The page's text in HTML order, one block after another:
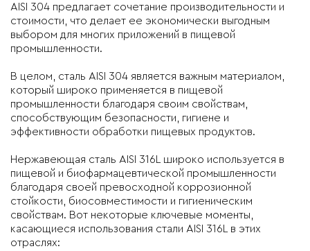
AISI 304 предлагает сочетание производительности и
стоимости, что делает ее экономически выгодным
выбором для многих приложений в пищевой
промышленности.
В целом, сталь AISI 304 является важным материалом,
который широко применяется в пищевой
промышленности благодаря своим свойствам,
способствующим безопасности, гигиене и
эффективности обработки пищевых продуктов.
Нержавеющая сталь AISI 316L широко используется в
пищевой и биофармацевтической промышленности
благодаря своей превосходной коррозионной
стойкости, биосовместимости и гигиеническим
свойствам. Вот некоторые ключевые моменты,
касающиеся использования стали AISI 316L в этих
отраслях: